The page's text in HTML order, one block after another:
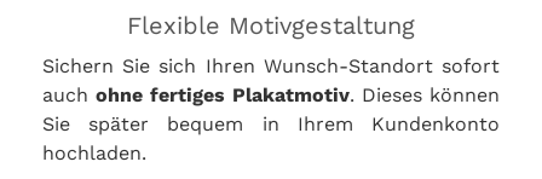
Flexible Motivgestaltung
Sichern Sie sich Ihren Wunsch-Standort sofort
auch ohne fertiges Plakatmotiv. Dieses können
Sie später bequem in Ihrem Kundenkonto
hochladen.